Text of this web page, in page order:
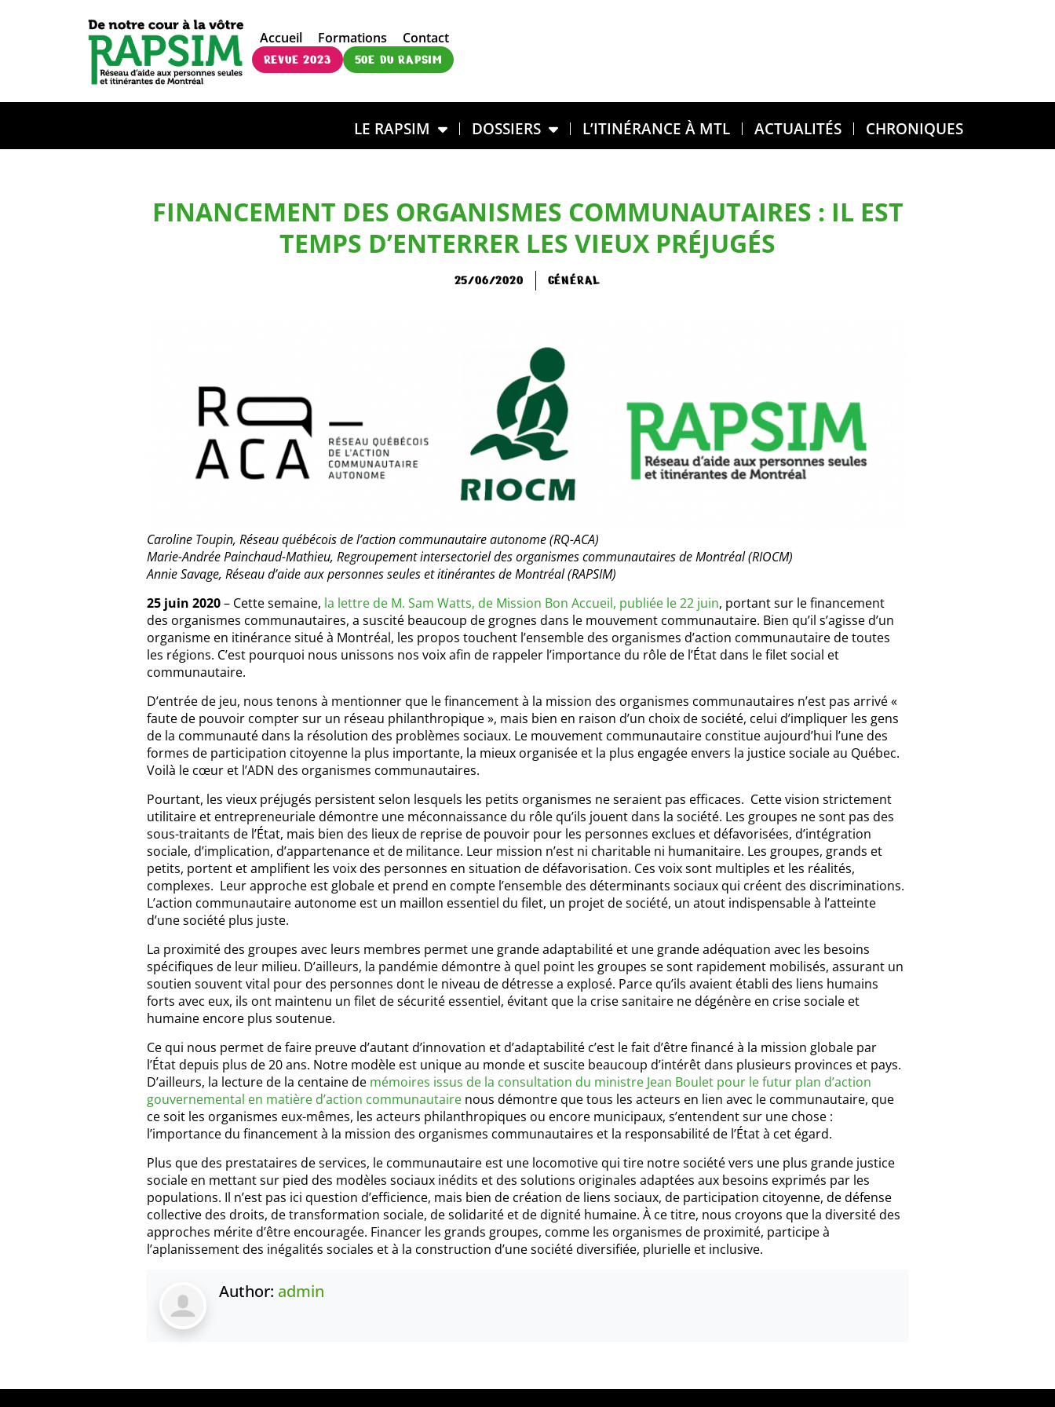
Accueil Formations
Contact
REVUE 2023
50E DU RAPSIM
LE RAPSIM DOSSIERS L’ITINÉRANCE À MTL ACTUALITÉS CHRONIQUES
FINANCEMENT DES ORGANISMES COMMUNAUTAIRES : IL EST
TEMPS D’ENTERRER LES VIEUX PRÉJUGÉS
25/06/2020 GÉNÉRAL
Caroline Toupin, Réseau québécois de l’action communautaire autonome (RQ-ACA)
Marie-Andrée Painchaud-Mathieu, Regroupement intersectoriel des organismes communautaires de Montréal (RIOCM)
Annie Savage, Réseau d’aide aux personnes seules et itinérantes de Montréal (RAPSIM)
25 juin 2020– Cette semaine, la lettre de M. Sam Watts, de Mission Bon Accueil, publiée le 22 juin, portant sur le financement
des organismes communautaires, a suscité beaucoup de grognes dans le mouvement communautaire. Bien qu’il s’agisse d’un
organisme en itinérance situé à Montréal, les propos touchent l’ensemble des organismes d’action communautaire de toutes
les régions. C’est pourquoi nous unissons nos voix afin de rappeler l’importance du rôle de l’État dans le filet social et
communautaire.
D’entrée de jeu, nous tenons à mentionner que le financement à la mission des organismes communautaires n’est pas arrivé «
faute de pouvoir compter sur un réseau philanthropique », mais bien en raison d’un choix de société, celui d’impliquer les gens
de la communauté dans la résolution des problèmes sociaux. Le mouvement communautaire constitue aujourd’hui l’une des
formes de participation citoyenne la plus importante, la mieux organisée et la plus engagée envers la justice sociale au Québec.
Voilà le cœur et l’ADN des organismes communautaires.
Pourtant, les vieux préjugés persistent selon lesquels les petits organismes ne seraient pas efficaces. Cette vision strictement
utilitaire et entrepreneuriale démontre une méconnaissance du rôle qu’ils jouent dans la société. Les groupes ne sont pas des
sous-traitants de l’État, mais bien des lieux de reprise de pouvoir pour les personnes exclues et défavorisées, d’intégration
sociale, d’implication, d’appartenance et de militance. Leur mission n’est ni charitable ni humanitaire. Les groupes, grands et
petits, portent et amplifient les voix des personnes en situation de défavorisation. Ces voix sont multiples et les réalités,
complexes. Leur approche est globale et prend en compte l’ensemble des déterminants sociaux qui créent des discriminations.
L’action communautaire autonome est un maillon essentiel du filet, un projet de société, un atout indispensable à l’atteinte
d’une société plus juste.
La proximité des groupes avec leurs membres permet une grande adaptabilité et une grande adéquation avec les besoins
spécifiques de leur milieu. D’ailleurs, la pandémie démontre à quel point les groupes se sont rapidement mobilisés, assurant un
soutien souvent vital pour des personnes dont le niveau de détresse a explosé. Parce qu’ils avaient établi des liens humains
forts avec eux, ils ont maintenu un filet de sécurité essentiel, évitant que la crise sanitaire ne dégénère en crise sociale et
humaine encore plus soutenue.
Ce qui nous permet de faire preuve d’autant d’innovation et d’adaptabilité c’est le fait d’être financé à la mission globale par
l’État depuis plus de 20 ans. Notre modèle est unique au monde et suscite beaucoup d’intérêt dans plusieurs provinces et pays.
D’ailleurs, la lecture de la centaine de mémoires issus de la consultation du ministre Jean Boulet pour le futur plan d’action
gouvernemental en matière d’action communautaire nous démontre que tous les acteurs en lien avec le communautaire, que
ce soit les organismes eux-mêmes, les acteurs philanthropiques ou encore municipaux, s’entendent sur une chose :
l’importance du financement à la mission des organismes communautaires et la responsabilité de l’État à cet égard.
Plus que des prestataires de services, le communautaire est une locomotive qui tire notre société vers une plus grande justice
sociale en mettant sur pied des modèles sociaux inédits et des solutions originales adaptées aux besoins exprimés par les
populations. Il n’est pas ici question d’efficience, mais bien de création de liens sociaux, de participation citoyenne, de défense
collective des droits, de transformation sociale, de solidarité et de dignité humaine. À ce titre, nous croyons que la diversité des
approches mérite d’être encouragée. Financer les grands groupes, comme les organismes de proximité, participe à
l’aplanissement des inégalités sociales et à la construction d’une société diversifiée, plurielle et inclusive.
Author: admin